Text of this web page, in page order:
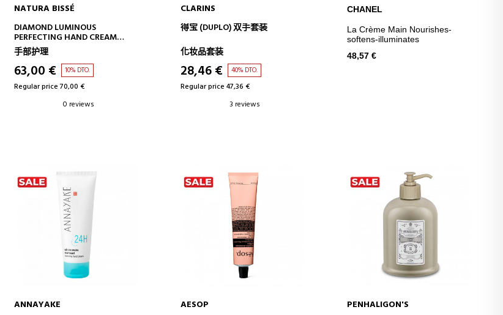
ADD TO CART
NATURA BISSÉ
DIAMOND LUMINOUS
PERFECTING HAND CREAM
HAND CREAM
手部护理
63,00 € 10% DTO.
Regular price 70,00 €
0 reviews
ADD TO CART
CLARINS
得宝 (DUPLO) 双手套装
化妆品套装
28,46 € 40% DTO.
Regular price 47,36 €
3 reviews
ADD TO CART
CHANEL
La Crème Main Nourishes-
softens-illuminates
48,57 €
ANNAYAKE
AESOP
PENHALIGON'S